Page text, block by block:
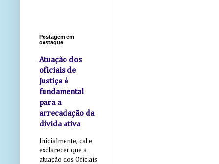
Postagem em
destaque
Atuação dos
oficiais de
Justiça é
fundamental
para a
arrecadação da
dívida ativa
Inicialmente, cabe
esclarecer que a
atuação dos Oficiais